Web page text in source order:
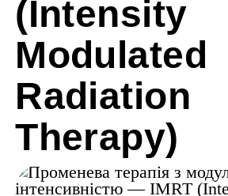
(Intensity
Modulated
Radiation
Therapy)